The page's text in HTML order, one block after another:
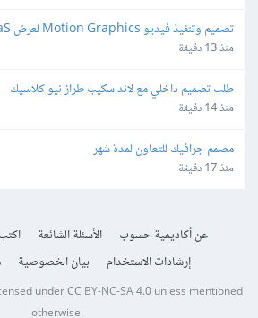
تصميم وتنفيذ فيديو Motion Graphics لعرض Web System / SaaS
منذ 13 دقيقة
طلب تصميم داخلي مع لاند سكيب طراز نيو كلاسيك
منذ 14 دقيقة
مصمم جرافيك للتعاون لمدة شهر
منذ 17 دقيقة
عن أكاديمية حسوب الأسئلة الشائعة
إرشادات الاستخدام
بيان الخصوصية
underCC BY-NC-SA 4.0unless mentioned